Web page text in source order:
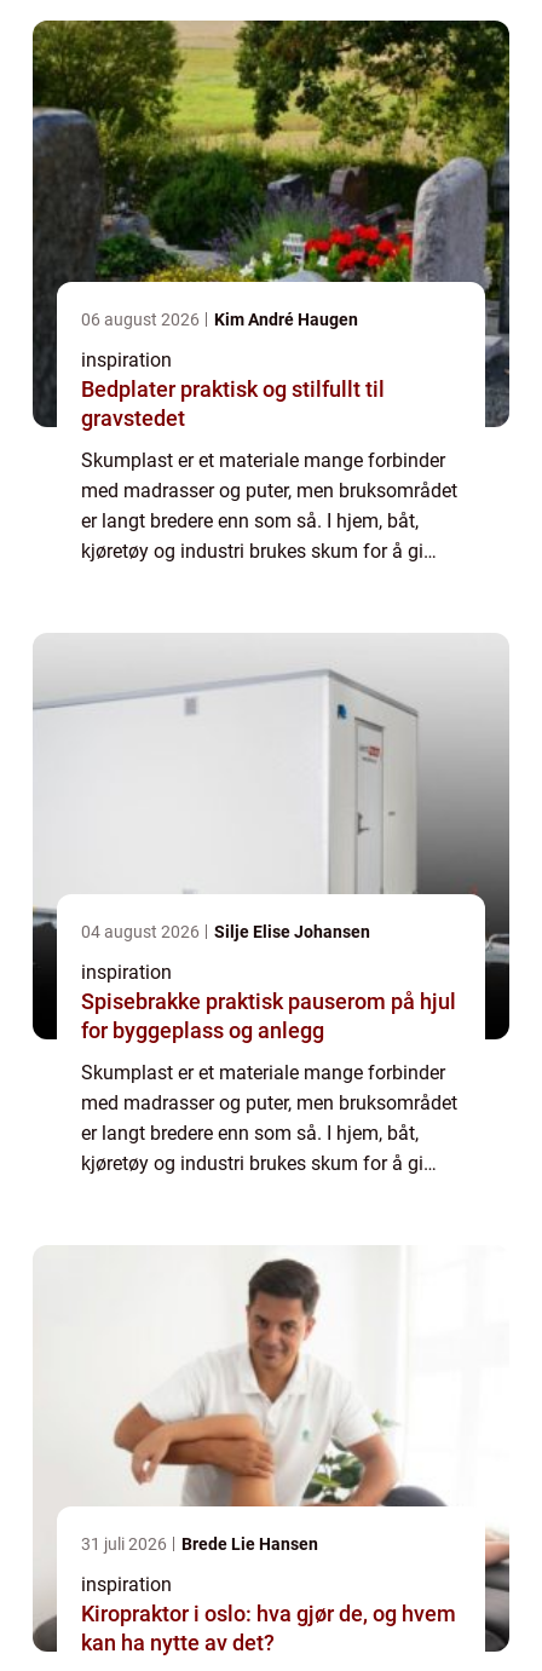
06 august 2026 Kim André Haugen
inspiration
Bedplater praktisk og stilfullt til
gravstedet
Skumplast er et materiale mange forbinder
med madrasser og puter, men bruksområdet
er langt bredere enn som så. I hjem, båt,
kjøretøy og industri brukes skum for å gi
04 august 2026 Silje Elise Johansen
inspiration
Spisebrakke praktisk pauserom på hjul
for byggeplass og anlegg
Skumplast er et materiale mange forbinder
med madrasser og puter, men bruksområdet
er langt bredere enn som så. I hjem, båt,
kjøretøy og industri brukes skum for å gi
31 juli 2026 Brede Lie Hansen
inspiration
Kiropraktor i oslo: hva gjør de, og hvem
kan ha nytte av det?